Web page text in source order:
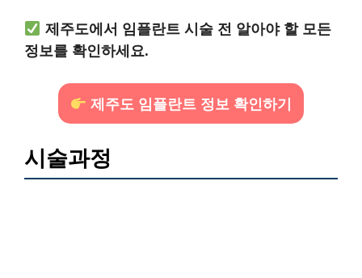
제주도에서 임플란트 시술 전 알아야 할 모든
정보를 확인하세요.
제주도 임플란트 정보 확인하기
시술과정